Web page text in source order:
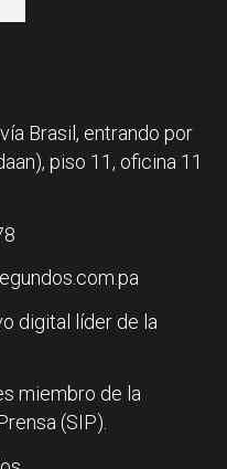
Brasil, entrando por
piso 11, oficina 11
digital líder de la
miembro de la
(SIP).